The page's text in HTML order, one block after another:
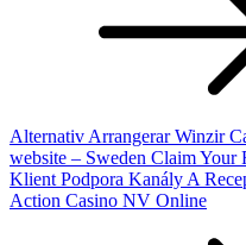
Alternativ Arrangerar Winzir
website – Sweden Claim Your
Klient Podpora Kanály A
Action Casino NV Online